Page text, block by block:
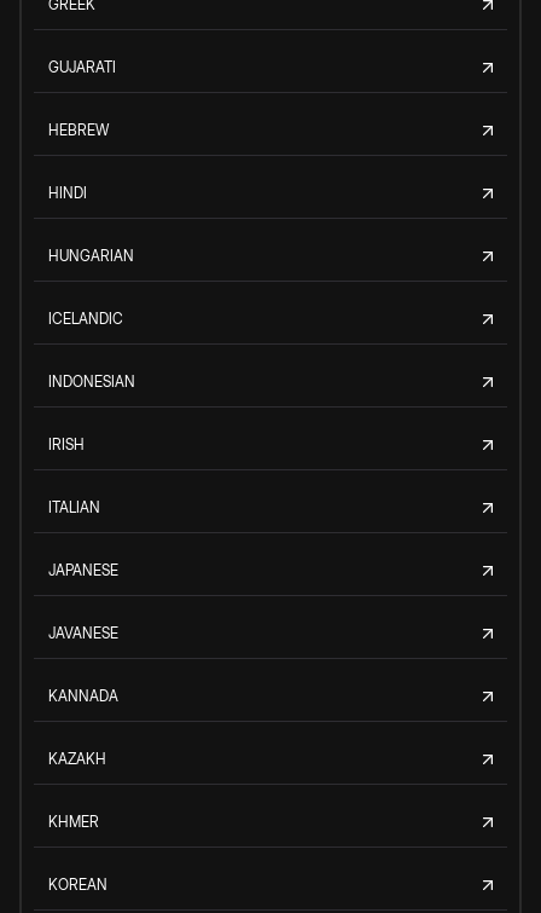
GREEK
GUJARATI
HEBREW
HINDI
HUNGARIAN
ICELANDIC
INDONESIAN
IRISH
ITALIAN
JAPANESE
JAVANESE
KANNADA
KAZAKH
KHMER
KOREAN